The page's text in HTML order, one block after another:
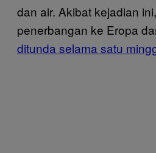
dan air. Akibat kejadian
penerbangan ke Eropa
ditunda selama satu